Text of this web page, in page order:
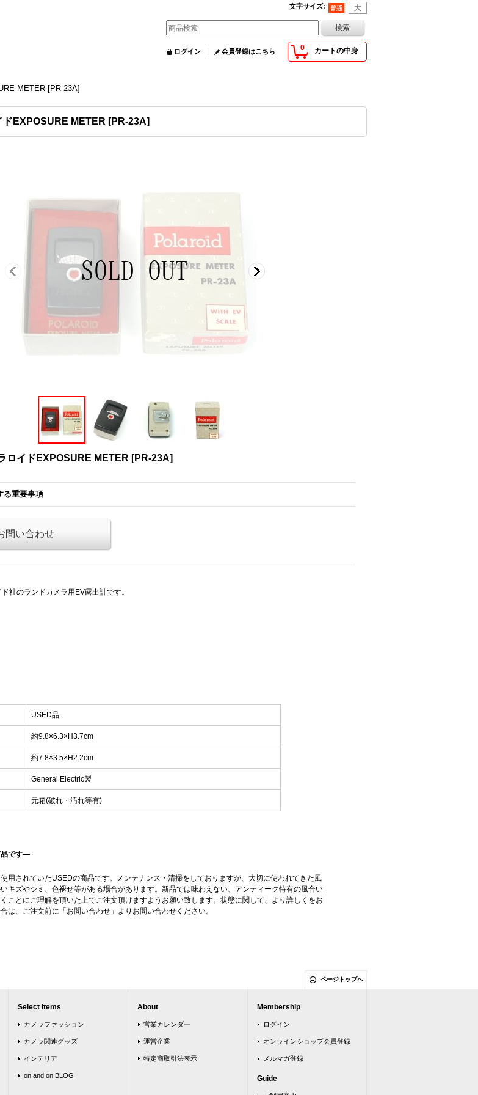
文字サイズ:
0 カートの中身
ログイン 会員登録はこちら
METER [PR-23A]
ドEXPOSURE METER [PR-23A]
ロイドEXPOSURE METER [PR-23A]
る重要事項
問い合わせ
社のランドカメラ用EV露出計です。
USED品
約9.8×6.3×H3.7cm
約7.8×3.5×H2.2cm
General Electric製
元箱(破れ・汚れ等有)
です—
用されていたUSEDの商品です。メンテナンス・清掃をしておりますが、大切に使われてきた風
キズやシミ、色褪せ等がある場合があります。新品では味わえない、アンティーク特有の風合い
ことにご理解を頂いた上でご注文頂けますようお願い致します。状態に関して、より詳しくをお
は、ご注文前に「お問い合わせ」よりお問い合わせください。
ページトップへ
Select Items
カメラファッション
カメラ関連グッズ
インテリア
on and on BLOG
About
営業カレンダー
運営企業
特定商取引法表示
Membership
ログイン
オンラインショップ会員登録
メルマガ登録
Guide